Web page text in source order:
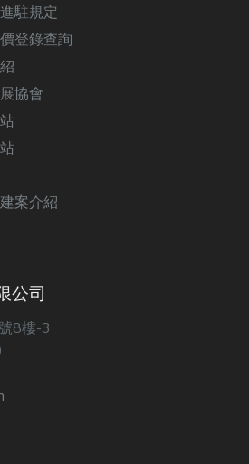
駐規定
登錄查詢
協會
案介紹
公司
8樓-3